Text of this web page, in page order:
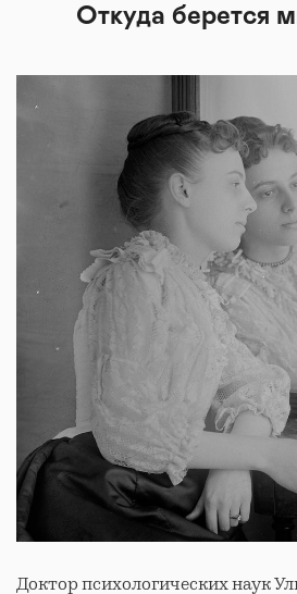
Откуда берется
Доктор психологических наук